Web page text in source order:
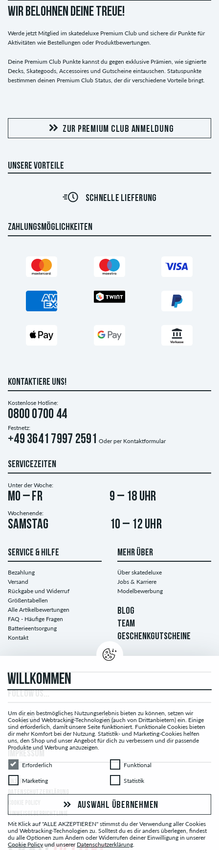
WIR BELOHNEN DEINE TREUE!
Werde jetzt Mitglied im skatedeluxe Premium Club und sichere dir Punkte für
Aktivitäten wie Bestellungen oder Produktbewertungen.
Deine Premium Club Punkte kannst du gegen exklusive Prämien, wie signierte
Decks, Skategoods, Accessoires und Gutscheine eintauschen. Statuspunkte
bestimmen deinen Premium Club Status, der dir verschiedene Vorteile bringt.
ZUR PREMIUM CLUB ANMELDUNG
UNSERE VORTEILE
SCHNELLE LIEFERUNG
ZAHLUNGSMÖGLICHKEITEN
KONTAKTIERE UNS!
Kostenlose Hotline:
0800 0700 44
Festnetz:
+49 3641 7997 2591 Oder per Kontaktformular
SERVICEZEITEN
Unter der Woche:
Mo – Fr 9 – 18 Uhr
Wochenende:
Samstag 10 – 12 Uhr
SERVICE & HILFE
Bezahlung
Versand
Rückgabe und Widerruf
Größentabellen
Alle Artikelbewertungen
FAQ - Häufige Fragen
Batterieentsorgung
Kontakt
MEHR ÜBER
Über skatedeluxe
Jobs & Karriere
Modelbewerbung
BLOG
TEAM
GESCHENKGUTSCHEINE
UNSERE AGB
HINWEISGEBERRICHTLINIE
WILLKOMMEN
Um dir ein bestmögliches Nutzungserlebnis bieten zu können, setzen wir
Cookies und Webtracking-Technologien (auch von Drittanbietern) ein. Einige
sind erforderlich, damit unsere Seite funktioniert. Funktionale Cookies bieten
dir mehr Komfort bei der Nutzung. Statistik- und Marketing-Cookies helfen
uns, den Shop und unser Angebot für dich zu verbessern und dir passende
Produkte und Werbung anzuzeigen.
Erforderlich
Erforderlich FunktionalFunktional
MarketingMarketing StatistikStatistik
AUSWAHL ÜBERNEHMEN
Mit Klick auf "ALLE AKZEPTIEREN" stimmst du der Verwendung aller Cookies
und Webtracking-Technologien zu. Solltest du es dir anders überlegen, findest
du alle Optionen zum Ändern oder Widerrufen deiner Einwilligung in unserer
Cookie Policy und unserer Datenschutzerklärung.